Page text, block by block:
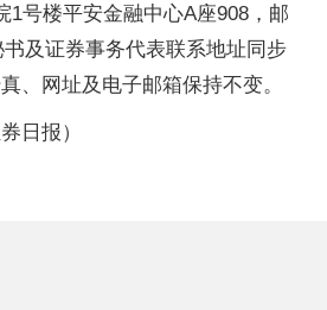
1号楼平安金融中心A座908，邮
及证券事务代表联系地址同步
、网址及电子邮箱保持不变。
日报）